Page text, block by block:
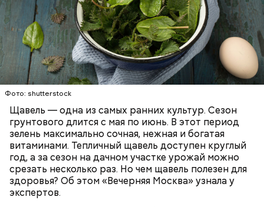
Фото: shutterstock
Щавель — одна из самых ранних культур. Сезон
грунтового длится с мая по июнь. В этот период
зелень максимально сочная, нежная и богатая
витаминами. Тепличный щавель доступен круглый
год, а за сезон на дачном участке урожай можно
срезать несколько раз. Но чем щавель полезен для
здоровья? Об этом «Вечерняя Москва» узнала у
экспертов.
Опасность же щавеля состоит в том, что он
содержит большое количество щавелевой кислоты,
которая может способствовать образованию
ЗДОРОВЬЕ ВРАЧИ
РАСТЕНИЯ
ПРОДУКТЫ